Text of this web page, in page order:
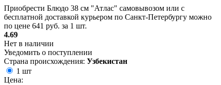
Приобрести Блюдо 38 см "Атлас" самовывозом или с
бесплатной доставкой курьером по Санкт-Петербургу можно
по цене 641 руб. за 1 шт.
4.69
Нет в наличии
Уведомить о поступлении
Страна происхождения: Узбекистан
1 шт
Цена: